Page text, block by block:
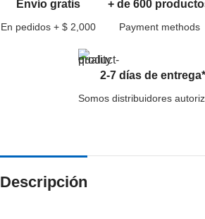
Envío gratis
En pedidos + $ 2,000
+ de 600
Payment methods
2-7 días de entrega*
Somos distribuidores
Descripción